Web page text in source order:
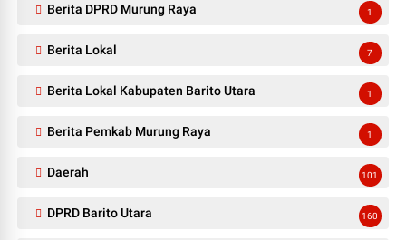
Berita DPRD Murung Raya 1
Berita Lokal 7
Berita Lokal Kabupaten Barito Utara 1
Berita Pemkab Murung Raya 1
Daerah 101
DPRD Barito Utara 160